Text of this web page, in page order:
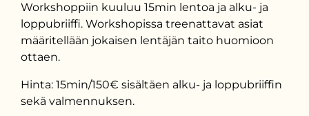
Workshoppiin kuuluu 15min lentoa ja alku- ja
loppubriiffi. Workshopissa treenattavat asiat
määritellään jokaisen lentäjän taito huomioon
ottaen.
Hinta: 15min/150€ sisältäen alku- ja loppubriiffin
sekä valmennuksen.